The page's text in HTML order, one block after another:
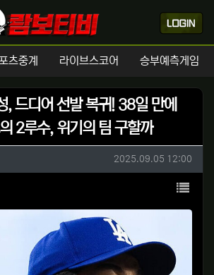
츠중계 라이브스코어 승부예측게임
, 드디어 선발 복귀! 38일 만에
2루수, 위기의 팀 구할까
작성일
2025.09.05 12:00
목록